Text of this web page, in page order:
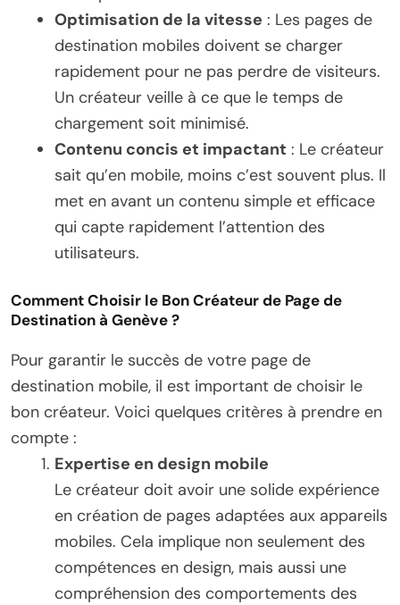
Optimisation de la vitesse : Les pages de
destination mobiles doivent se charger
rapidement pour ne pas perdre de visiteurs.
Un créateur veille à ce que le temps de
chargement soit minimisé.
Contenu concis et impactant : Le créateur
sait qu’en mobile, moins c’est souvent plus. Il
met en avant un contenu simple et efficace
qui capte rapidement l’attention des
utilisateurs.
Comment Choisir le Bon Créateur de Page de
Destination à Genève ?
Pour garantir le succès de votre page de
destination mobile, il est important de choisir le
bon créateur. Voici quelques critères à prendre en
compte :
Expertise en design mobile
Le créateur doit avoir une solide expérience
en création de pages adaptées aux appareils
mobiles. Cela implique non seulement des
compétences en design, mais aussi une
compréhension des comportements des